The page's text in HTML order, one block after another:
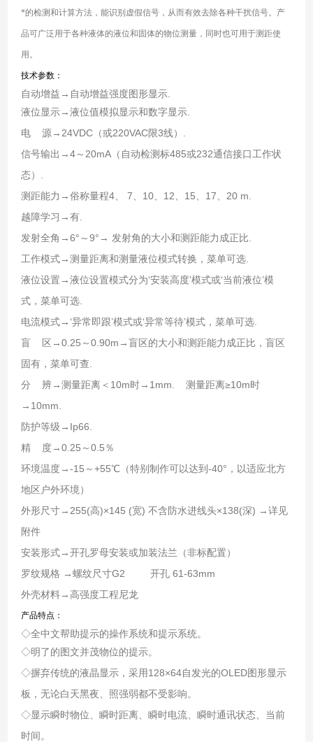
*的检测和计算方法，能识别虚假信号，从而有效去除各种干扰信号。产
品可广泛用于各种液体的液位和固体的物位测量，同时也可用于测距使
用。
技术参数：
自动增益→自动增益强度图形显示.
液位显示→液位值模拟显示和数字显示.
电 源→24VDC（或220VAC限3线）.
信号输出→4～20mA（自动检测标485或232通信接口工作状
态）.
测距能力→俗称量程4、 7、10、12、15、17、20 m.
越障学习→有.
发射全角→6°～9°→ 发射角的大小和测距能力成正比.
工作模式→测量距离和测量液位模式转换，菜单可选.
液位设置→液位设置模式分为‘安装高度’模式或‘当前液位’模
式，菜单可选.
电流模式→‘异常即跟’模式或‘异常等待’模式，菜单可选.
盲 区→0.25～0.90m→盲区的大小和测距能力成正比，盲区
固有，菜单可查.
分 辨→测量距离＜10m时→1mm. 测量距离≥10m时
→10mm.
防护等级→Ip66.
精 度→0.25～0.5％
环境温度→-15～+55℃（特别制作可以达到-40°，以适应北方
地区户外环境）
外形尺寸→255(高)×145 (宽) 不含防水进线头×138(深) →详见
附件
安装形式→开孔罗母安装或加装法兰（非标配置）
罗纹规格 →螺纹尺寸G2 开孔 61-63mm
外壳材料→高强度工程尼龙
产品特点：
◇全中文帮助提示的操作系统和提示系统。
◇明了的图文并茂物位的提示。
◇摒弃传统的液晶显示，采用128×64自发光的OLED图形显示
板，无论白天黑夜、照强弱都不受影响。
◇显示瞬时物位、瞬时距离、瞬时电流、瞬时通讯状态、当前
时间。